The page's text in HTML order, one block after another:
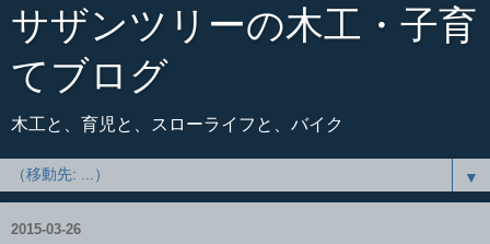
サザンツリーの木工・子育
てブログ
木工と、育児と、スローライフと、バイク
▼
2015-03-26